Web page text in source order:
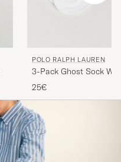
POLO RALPH LAUREN
3-Pack Ghost Sock
25€